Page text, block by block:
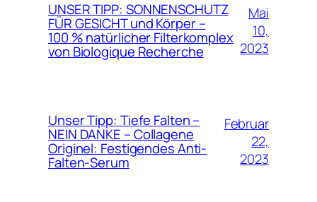
UNSER TIPP: SONNENSCHUTZ
FÜR GESICHT und Körper –
100 % natürlicher Filterkomplex
von Biologique Recherche
Mai
10,
2023
Unser Tipp: Tiefe Falten –
NEIN DANKE – Collagene
Originel: Festigendes Anti-
Falten-Serum
Februar
22,
2023